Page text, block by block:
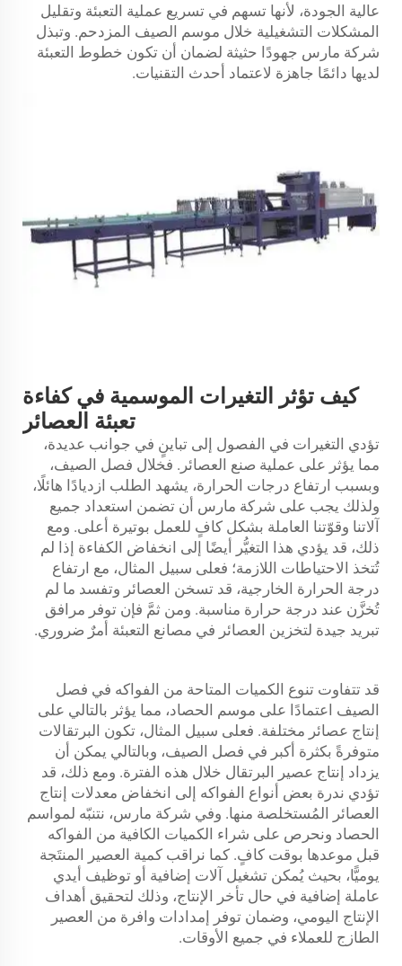
عالية الجودة، لأنها تسهم في تسريع عملية التعبئة وتقليل
المشكلات التشغيلية خلال موسم الصيف المزدحم. وتبذل
شركة مارس جهودًا حثيثة لضمان أن تكون خطوط التعبئة
لديها دائمًا جاهزة لاعتماد أحدث التقنيات.
كيف تؤثر التغيرات الموسمية في كفاءة
تعبئة العصائر
تؤدي التغيرات في الفصول إلى تباينٍ في جوانب عديدة،
مما يؤثر على عملية صنع العصائر. فخلال فصل الصيف،
وبسبب ارتفاع درجات الحرارة، يشهد الطلب ازديادًا هائلًا،
ولذلك يجب على شركة مارس أن تضمن استعداد جميع
آلاتنا وقوّتنا العاملة بشكل كافٍ للعمل بوتيرة أعلى. ومع
ذلك، قد يؤدي هذا التغيُّر أيضًا إلى انخفاض الكفاءة إذا لم
تُتخذ الاحتياطات اللازمة؛ فعلى سبيل المثال، مع ارتفاع
درجة الحرارة الخارجية، قد تسخن العصائر وتفسد ما لم
تُخزَّن عند درجة حرارة مناسبة. ومن ثمَّ فإن توفر مرافق
تبريد جيدة لتخزين العصائر في مصانع التعبئة أمرٌ ضروري.
قد تتفاوت تنوع الكميات المتاحة من الفواكه في فصل
الصيف اعتمادًا على موسم الحصاد، مما يؤثر بالتالي على
إنتاج عصائر مختلفة. فعلى سبيل المثال، تكون البرتقالات
متوفرةً بكثرة أكبر في فصل الصيف، وبالتالي يمكن أن
يزداد إنتاج عصير البرتقال خلال هذه الفترة. ومع ذلك، قد
تؤدي ندرة بعض أنواع الفواكه إلى انخفاض معدلات إنتاج
العصائر المُستخلصة منها. وفي شركة مارس، نتنبّه لمواسم
الحصاد ونحرص على شراء الكميات الكافية من الفواكه
قبل موعدها بوقت كافٍ. كما نراقب كمية العصير المنتَجة
يوميًّا، بحيث يُمكن تشغيل آلات إضافية أو توظيف أيدي
عاملة إضافية في حال تأخر الإنتاج، وذلك لتحقيق أهداف
الإنتاج اليومي، وضمان توفر إمدادات وافرة من العصير
الطازج للعملاء في جميع الأوقات.